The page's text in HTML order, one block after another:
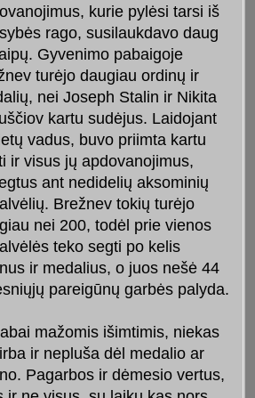
kurie pylėsi tarsi iš
rago, susilaukdavo daug
Gyvenimo pabaigoje
turėjo daugiau ordinų ir
nei Joseph Stalin ir Nikita
kartu sudėjus. Laidojant
vadus, buvo priimta kartu
ir visus jų apdovanojimus,
ant nedidelių aksominių
Brežnev tokių turėjo
nei 200, todėl prie vienos
teko segti po kelis
ir medalius, o juos nešė 44
pareigūnų garbės palyda.
mažomis išimtimis, niekas
ir nepluša dėl medalio ar
Pagarbos ir dėmesio vertus,